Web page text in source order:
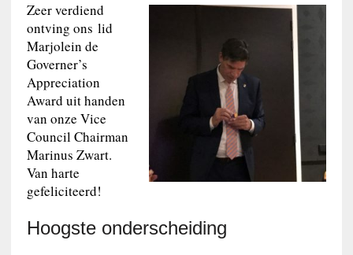
Zeer verdiend
ontving ons lid
Marjolein de
Governer’s
Appreciation
Award uit handen
van onze Vice
Council Chairman
Marinus Zwart.
Van harte
gefeliciteerd!
Hoogste onderscheiding